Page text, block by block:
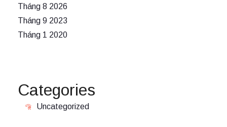
Tháng 8 2026
Tháng 9 2023
Tháng 1 2020
Categories
Uncategorized